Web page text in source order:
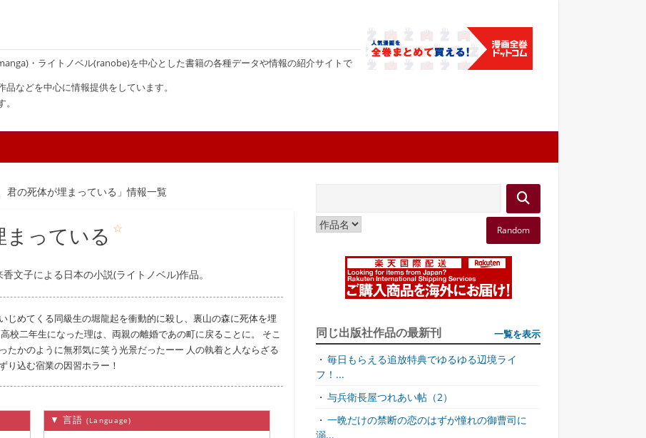
・ライトノベル(ranobe)を中心とした書籍の各種データや情報の紹介サイトで
などを中心に情報提供をしています。
君の死体が埋まっている」情報一覧
っている ☆
文子による日本の小説(ライトノベル)作品。
じめてくる同級生の堀龍起を衝動的に殺し、裏山の森に死体を埋
校二年生になった理は、両親の離婚であの町に戻ることに。 そこ
たかのように無邪気に笑う光景だったーー 人の執着と人ならざる
り込む宿業の因習ホラー！
▼ 言語 (Language)
Random
同じ出版社作品の最新刊 一覧を表示
・ 毎日もらえる追放特典でゆるゆる辺境ライ
フ！...
・ 与兵衛長屋つれあい帖（2）
・ 一晩だけの禁断の恋のはずが憧れの御曹司に
溺...